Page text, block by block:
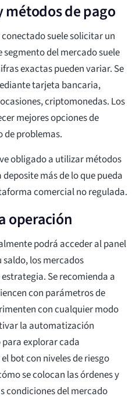
de pago
suele solicitar un
del mercado suele
exactas pueden variar. Se
tarjeta bancaria,
criptomonedas. Los
mejores opciones de
de problemas.
obligado a utilizar métodos
más de lo que pueda
comercial no regulada.
operación
podrá acceder al panel
saldo, los mercados
Se recomienda a
con parámetros de
con cualquier modo
la automatización
explorar cada
bot con niveles de riesgo
se colocan las órdenes y
condiciones del mercado